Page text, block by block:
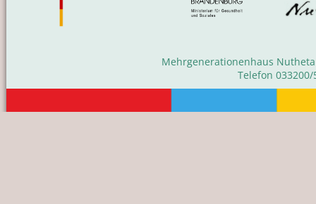
Mehrgenerationenhaus
Telefon